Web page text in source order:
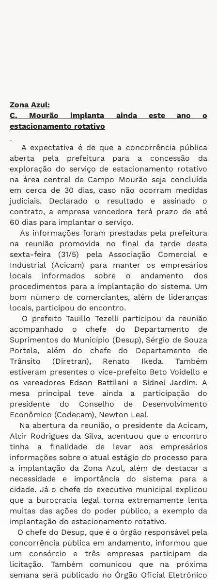
Zona Azul:
C. Mourão implanta ainda este ano o
estacionamento rotativo
A expectativa é de que a concorrência pública
aberta pela prefeitura para a concessão da
exploração do serviço de estacionamento rotativo
na área central de Campo Mourão seja concluída
em cerca de 30 dias, caso não ocorram medidas
judiciais. Declarado o resultado e assinado o
contrato, a empresa vencedora terá prazo de até
60 dias para implantar o serviço.
As informações foram prestadas pela prefeitura
na reunião promovida no final da tarde desta
sexta-feira (31/5) pela Associação Comercial e
Industrial (Acicam) para manter os empresários
locais informados sobre o andamento dos
procedimentos para a implantação do sistema. Um
bom número de comerciantes, além de lideranças
locais, participou do encontro.
O prefeito Tauillo Tezelli participou da reunião
acompanhado o chefe do Departamento de
Suprimentos do Município (Desup), Sérgio de Souza
Portela, além do chefe do Departamento de
Trânsito (Diretran), Renato Ikeda. Também
estiveram presentes o vice-prefeito Beto Voidello e
os vereadores Edson Battilani e Sidnei Jardim. A
mesa principal teve ainda a participação do
presidente do Conselho de Desenvolvimento
Econômico (Codecam), Newton Leal.
Na abertura da reunião, o presidente da Acicam,
Alcir Rodrigues da Silva, acentuou que o encontro
tinha a finalidade de levar aos empresários
informações sobre o atual estágio do processo para
a implantação da Zona Azul, além de destacar a
necessidade e importância do sistema para a
cidade. Já o chefe do executivo municipal explicou
que a burocracia legal torna extremamente lenta
muitas das ações do poder público, a exemplo da
implantação do estacionamento rotativo.
O chefe do Desup, que é o órgão responsável pela
concorrência pública em andamento, informou que
um consórcio e três empresas participam da
licitação. Também comunicou que na próxima
semana será publicado no Órgão Oficial Eletrônico